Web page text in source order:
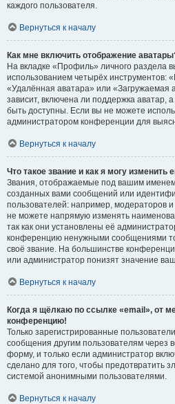
каждого пользователя.
Вернуться к началу
Как мне включить отображение
На вкладке «Профиль» личного раздела
использованием четырёх инструментов:
«Удалённая аватара» или «Загружаемая
зависит, включена ли поддержка аватар,
быть доступны. Если вы не можете
администратором конференции для
Вернуться к началу
Что такое звание и как я могу изменить
Звания, отображаемые под вашим
созданных вами сообщений или
пользователей: например, модераторов
не можете напрямую изменять
так как они установлены её
конференцию ненужными сообщениями
своё звание. На большинстве
или администратор понизят значение
Вернуться к началу
Когда я щёлкаю по ссылке «email», от
конференцию!
Только зарегистрированные
сообщения другим пользователям через
форму, и только если администратор
сделано для того, чтобы предотвратить
системой анонимными пользователями.
Вернуться к началу